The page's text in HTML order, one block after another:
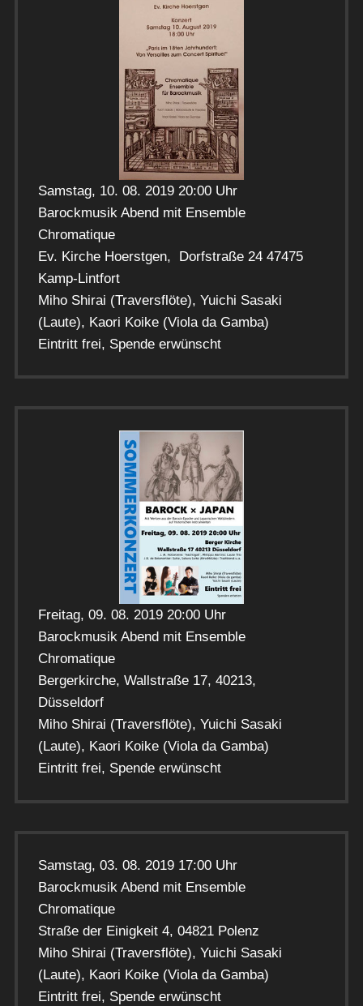
Samstag, 10. 08. 2019 20:00 Uhr
Barockmusik Abend mit Ensemble
Chromatique
Ev. Kirche Hoerstgen, Dorfstraße 24 47475
Kamp-Lintfort
Miho Shirai (Traversflöte), Yuichi Sasaki
(Laute), Kaori Koike (Viola da Gamba)
Eintritt frei, Spende erwünscht
Freitag, 09. 08. 2019 20:00 Uhr
Barockmusik Abend mit Ensemble
Chromatique
Bergerkirche, Wallstraße 17, 40213,
Düsseldorf
Miho Shirai (Traversflöte), Yuichi Sasaki
(Laute), Kaori Koike (Viola da Gamba)
Eintritt frei, Spende erwünscht
Samstag, 03. 08. 2019 17:00 Uhr
Barockmusik Abend mit Ensemble
Chromatique
Straße der Einigkeit 4, 04821 Polenz
Miho Shirai (Traversflöte), Yuichi Sasaki
(Laute), Kaori Koike (Viola da Gamba)
Eintritt frei, Spende erwünscht